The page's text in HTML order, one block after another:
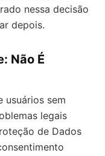
nessa decisão
depois.
Não É
usuários sem
legais
de Dados